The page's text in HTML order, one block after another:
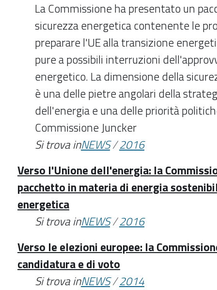
La Commissione ha presentato un
sicurezza energetica contenente le
preparare l'UE alla transizione
pure a possibili interruzioni
energetico. La dimensione della
è una delle pietre angolari della
dell'energia e una delle priorità
Commissione Juncker
Si trova inNEWS/2016
Verso l'Unione dell'energia: la
pacchetto in materia di energia
energetica
Si trova inNEWS/2016
Verso le elezioni europee: la
candidatura e di voto
Si trova inNEWS/2014